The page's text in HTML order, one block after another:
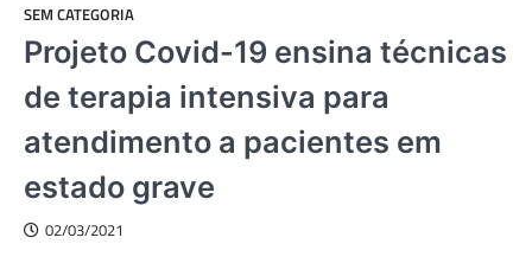
SEM CATEGORIA
Projeto Covid-19 ensina técnicas
de terapia intensiva para
atendimento a pacientes em
estado grave
02/03/2021